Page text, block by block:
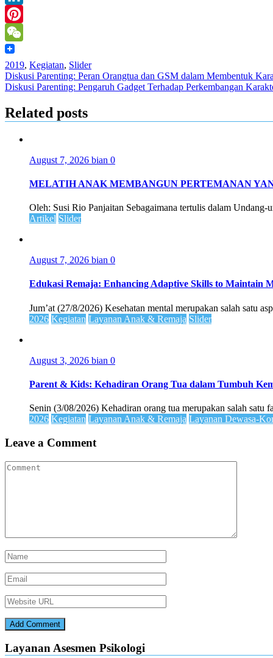
LinkedIn
Pinterest
WeChat
2019, Kegiatan, Slider
Post
navigation
Diskusi Parenting: Peran Orangtua dan GSM dalam Membentuk
Diskusi Parenting: Pengaruh Gadget Terhadap Perkembangan
Related posts
August 7, 2026 bian 0
MELATIH ANAK MEMBANGUN PERTEMANAN
Oleh: Susi Rio Panjaitan Sebagaimana tertulis dalam
Artikel Slider
August 7, 2026 bian 0
Edukasi Remaja: Enhancing Adaptive Skills to Maintain
Jum’at (27/8/2026) Kesehatan mental merupakan salah satu
2026 Kegiatan Layanan Anak & Remaja Slider
August 3, 2026 bian 0
Parent & Kids: Kehadiran Orang Tua dalam Tumbuh
Senin (3/08/2026) Kehadiran orang tua merupakan salah satu
2026 Kegiatan Layanan Anak & Remaja Layanan Dewasa-
Leave a Comment
Layanan Asesmen Psikologi